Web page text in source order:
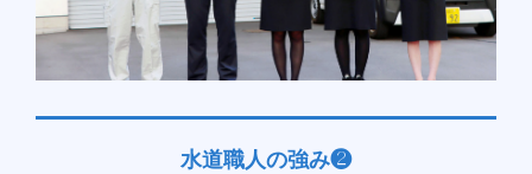
水道職人の強み❷